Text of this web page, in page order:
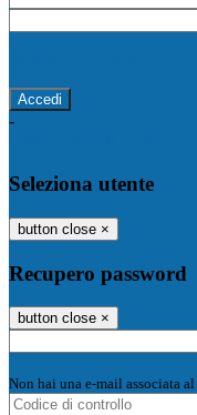
-
Seleziona utente
button close ×
Recupero password
button close ×
Non hai una e-mail associata